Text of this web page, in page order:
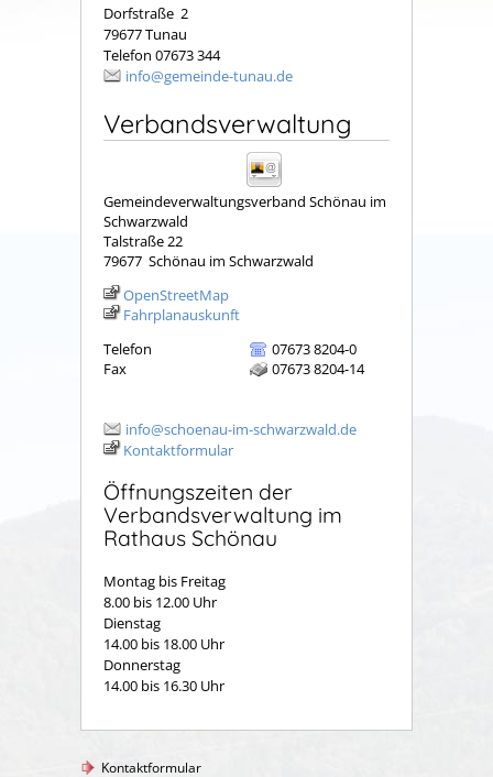
Dorfstraße 2
79677 Tunau
Telefon 07673 344
info@gemeinde-tunau.de
Verbandsverwaltung
Gemeindeverwaltungsverband Schönau im
Schwarzwald
Talstraße 22
79677 Schönau im Schwarzwald
OpenStreetMap
Fahrplanauskunft
Telefon
07673 8204-0
Fax
07673 8204-14
info@schoenau-im-schwarzwald.de
Kontaktformular
Öffnungszeiten der
Verbandsverwaltung im
Rathaus Schönau
Montag bis Freitag
8.00 bis 12.00 Uhr
Dienstag
14.00 bis 18.00 Uhr
Donnerstag
14.00 bis 16.30 Uhr
Kontaktformular